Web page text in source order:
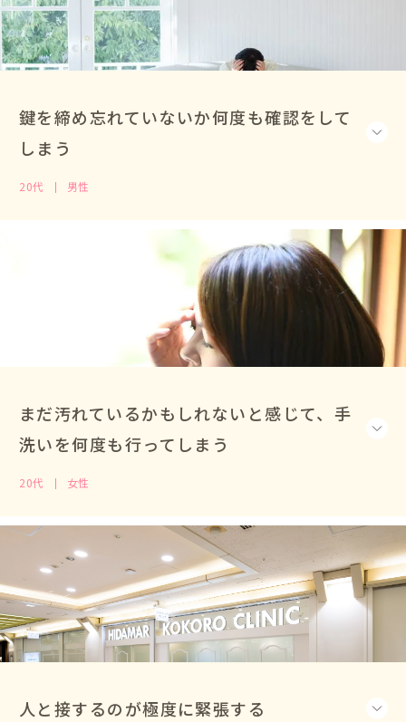
鍵を締め忘れていないか何度も確認をして
しまう
20代 男性
まだ汚れているかもしれないと感じて、手
洗いを何度も行ってしまう
20代 女性
人と接するのが極度に緊張する